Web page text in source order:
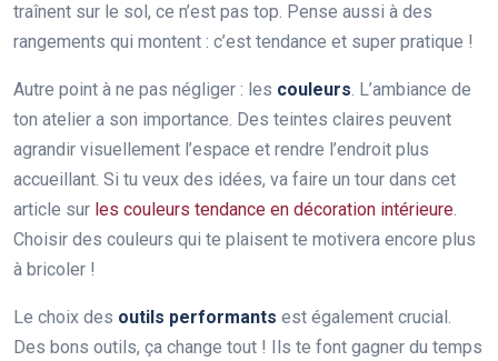
traînent sur le sol, ce n’est pas top. Pense aussi à des
rangements qui montent : c’est tendance et super pratique !
Autre point à ne pas négliger : les couleurs. L’ambiance de
ton atelier a son importance. Des teintes claires peuvent
agrandir visuellement l’espace et rendre l’endroit plus
accueillant. Si tu veux des idées, va faire un tour dans cet
article sur les couleurs tendance en décoration intérieure.
Choisir des couleurs qui te plaisent te motivera encore plus
à bricoler !
Le choix des outils performants est également crucial.
Des bons outils, ça change tout ! Ils te font gagner du temps